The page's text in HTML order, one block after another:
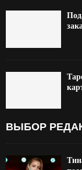
ВЫБОР